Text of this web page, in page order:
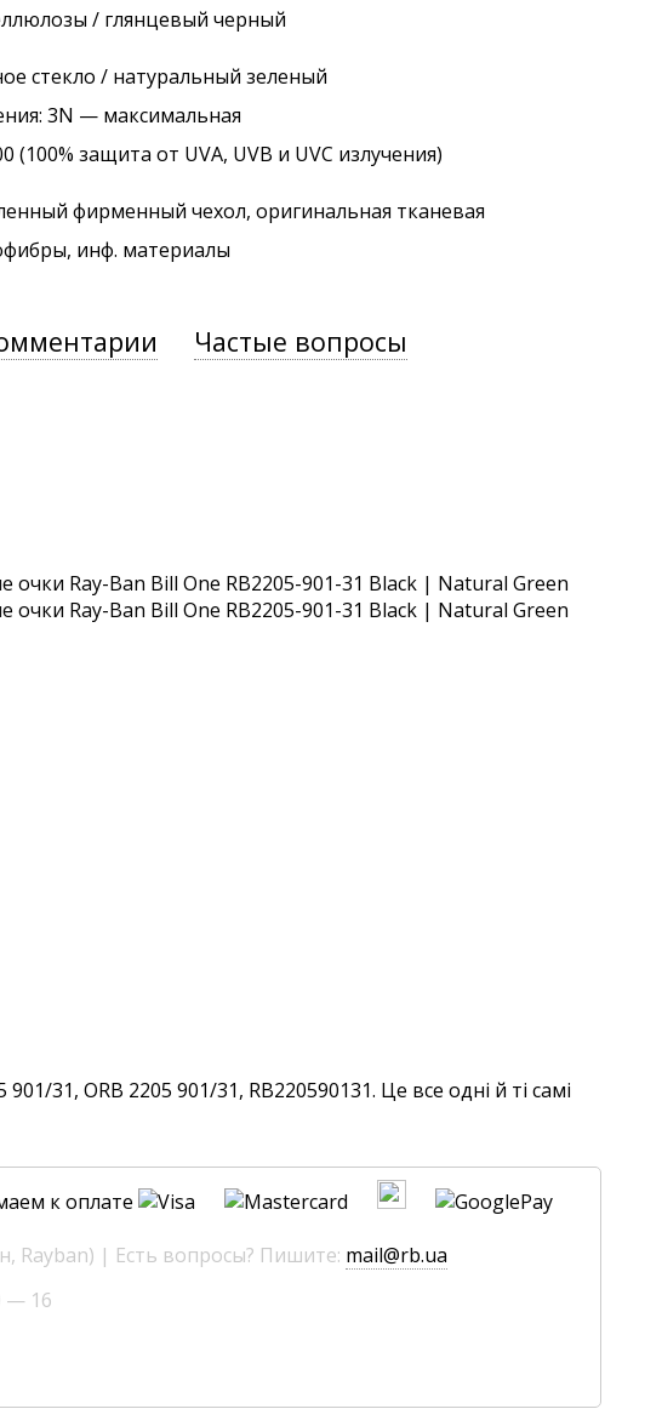
/ глянцевый черный
стекло / натуральный зеленый
: 3N — максимальная
(100% защита от UVA, UVB и UVC излучения)
фирменный чехол, оригинальная тканевая
инф. материалы
Частые вопросы
31, ORB 2205 901/31, RB220590131. Це все одні й ті самі
к оплате
Rayban) | Есть вопросы? Пишите: mail@rb.ua
— 16